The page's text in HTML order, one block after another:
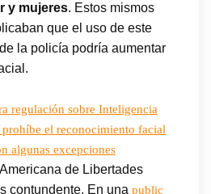
y mujeres. Estos mismos
que el uso de este
la policía podría aumentar
regulación sobre Inteligencia
el reconocimiento facial
algunas excepciones
de Libertades
contundente. En una public